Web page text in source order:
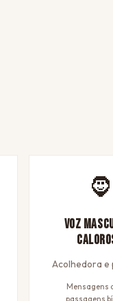
🧔
Voz
Acolhedora e
Mensagens
passagens